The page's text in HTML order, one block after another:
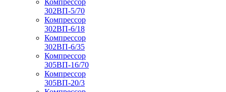
Компрессор
302ВП-5/70
Компрессор
302ВП-6/18
Компрессор
302ВП-6/35
Компрессор
305ВП-16/70
Компрессор
305ВП-20/3